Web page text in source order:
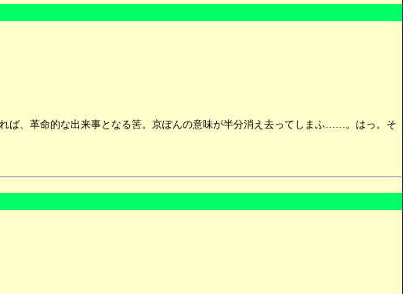
ば、革命的な出来事となる筈。京ぽんの意味が半分消え去ってしまふ……。はっ。そ